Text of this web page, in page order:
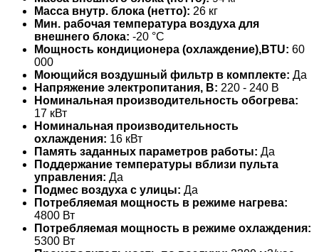
Масса внутр. блока (нетто): 26 кг
Мин. рабочая температура воздуха для
внешнего блока: -20 °С
Мощность кондиционера (охлаждение),BTU: 60
000
Моющийся воздушный фильтр в комплекте: Да
Напряжение электропитания, В: 220 - 240 В
Номинальная производительность обогрева:
17 кВт
Номинальная производительность
охлаждения: 16 кВт
Память заданных параметров работы: Да
Поддержание температуры вблизи пульта
управления: Да
Подмес воздуха с улицы: Да
Потребляемая мощность в режиме нагрева:
4800 Вт
Потребляемая мощность в режиме охлаждения:
5300 Вт